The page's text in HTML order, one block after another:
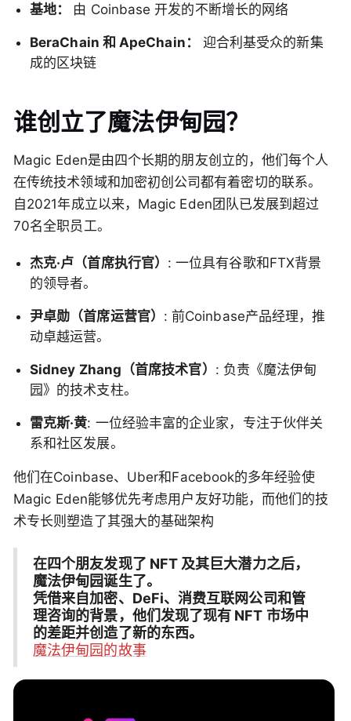
基地： 由 Coinbase 开发的不断增长的网络
BeraChain 和 ApeChain：
迎合利基受众的新集
成的区块链
谁创立了魔法伊甸园？
Magic Eden是由四个长期的朋友创立的，他们每个人
在传统技术领域和加密初创公司都有着密切的联系。
自2021年成立以来，Magic Eden团队已发展到超过
70名全职员工。
杰克·卢（首席执行官） : 一位具有谷歌和FTX背景
的领导者。
尹卓勋（首席运营官） : 前Coinbase产品经理，推
动卓越运营。
Sidney Zhang（首席技术官） : 负责《魔法伊甸
园》的技术支柱。
雷克斯·黄: 一位经验丰富的企业家，专注于伙伴关
系和社区发展。
他们在Coinbase、Uber和Facebook的多年经验使
Magic Eden能够优先考虑用户友好功能，而他们的技
术专长则塑造了其强大的基础架构
在四个朋友发现了 NFT 及其巨大潜力之后，
魔法伊甸园诞生了。
凭借来自加密、DeFi、消费互联网公司和管
理咨询的背景，他们发现了现有 NFT 市场中
的差距并创造了新的东西。
魔法伊甸园的故事